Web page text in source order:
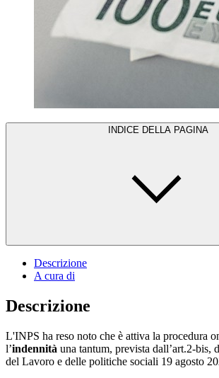
INDICE DELLA PAGINA
Descrizione
A cura di
Descrizione
L'INPS ha reso noto che è attiva la procedura
l’indennità una tantum, prevista dall’art.2-bis,
del Lavoro e delle politiche sociali 19 agosto